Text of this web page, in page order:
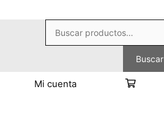
Buscar
por:
Buscar
Mi cuenta